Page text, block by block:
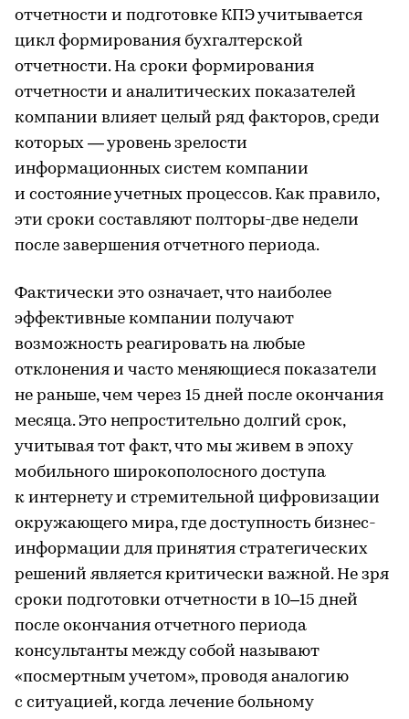
отчетности и подготовке КПЭ учитывается
цикл формирования бухгалтерской
отчетности. На сроки формирования
отчетности и аналитических показателей
компании влияет целый ряд факторов, среди
которых — уровень зрелости
информационных систем компании
и состояние учетных процессов. Как правило,
эти сроки составляют полторы-две недели
после завершения отчетного периода.
Фактически это означает, что наиболее
эффективные компании получают
возможность реагировать на любые
отклонения и часто меняющиеся показатели
не раньше, чем через 15 дней после окончания
месяца. Это непростительно долгий срок,
учитывая тот факт, что мы живем в эпоху
мобильного широкополосного доступа
к интернету и стремительной цифровизации
окружающего мира, где доступность бизнес-
информации для принятия стратегических
решений является критически важной. Не зря
сроки подготовки отчетности в 10–15 дней
после окончания отчетного периода
консультанты между собой называют
«посмертным учетом», проводя аналогию
с ситуацией, когда лечение больному